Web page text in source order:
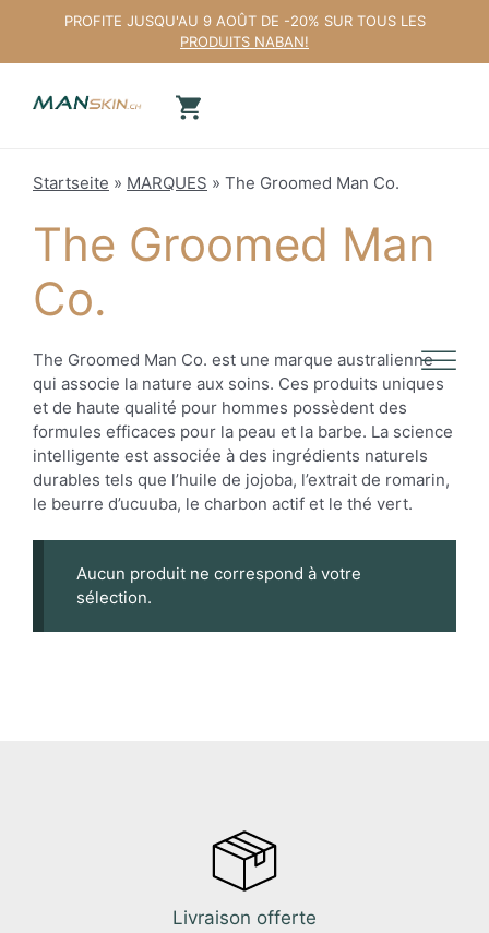
contenu
PROFITE JUSQU'AU 9 AOÛT DE -20% SUR TOUS LES
PRODUITS NABAN!
Startseite » MARQUES » The Groomed Man Co.
The Groomed Man
Co.
The Groomed Man Co. est une marque australienne
qui associe la nature aux soins. Ces produits uniques
et de haute qualité pour hommes possèdent des
formules efficaces pour la peau et la barbe. La science
intelligente est associée à des ingrédients naturels
durables tels que l’huile de jojoba, l’extrait de romarin,
le beurre d’ucuuba, le charbon actif et le thé vert.
Aucun produit ne correspond à votre
sélection.
Livraison offerte